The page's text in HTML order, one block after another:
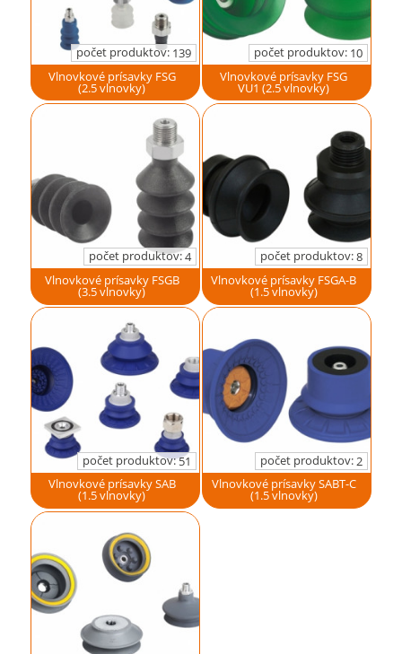
počet produktov: 139
Vlnovkové prísavky FSG
(2.5 vlnovky)
počet produktov: 10
Vlnovkové prísavky FSG
VU1 (2.5 vlnovky)
počet produktov:4
Vlnovkové prísavky FSGB
(3.5 vlnovky)
počet produktov:8
Vlnovkové prísavky FSGA-B
(1.5 vlnovky)
počet produktov:51
Vlnovkové prísavky SAB
(1.5 vlnovky)
počet produktov: 2
Vlnovkové prísavky SABT-C
(1.5 vlnovky)